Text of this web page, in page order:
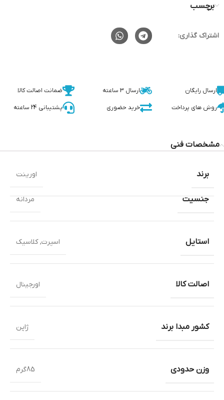
برچسب
اشتراک گذاری:
ارسال رایگان ارسال 3 ساعته ضمانت اصالت کالا
روش های پرداخت خرید حضوری پشتیبانی 24 ساعته
مشخصات فنی
جنسیت مردانه
استایل اسپرت,کلاسیک
اصالت کالا اورجینال
کشور مبدا برند ژاپن
وزن حدودی 85گرم
برند اورینت